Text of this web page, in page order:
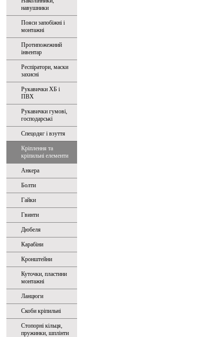
навушники
Пояси запобіжні і
монтажні
Протипожежний
інвентар
Респіратори, маски
захисні
Рукавички ХБ і
ПВХ
Рукавички гумові,
господарські
Спецодяг і взуття
Кріплення та
кріпильні елементи
Анкера
Болти
Гайки
Гвинти
Дюбеля
Карабіни
Кронштейни
Куточки, пластини
монтажні
Ланцюги
Скоби кріпильні
Стопорні кільця,
пружинки, шплінти